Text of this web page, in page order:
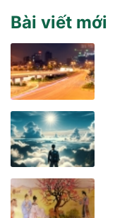
Bài viết mới